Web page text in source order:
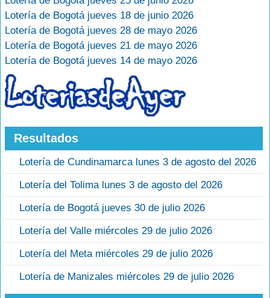
Lotería de Bogotá jueves 18 de junio 2026
Lotería de Bogotá jueves 28 de mayo 2026
Lotería de Bogotá jueves 21 de mayo 2026
Lotería de Bogotá jueves 14 de mayo 2026
Resultados
Lotería de Cundinamarca lunes 3 de agosto del 2026
Lotería del Tolima lunes 3 de agosto del 2026
Lotería de Bogotá jueves 30 de julio 2026
Lotería del Valle miércoles 29 de julio 2026
Lotería del Meta miércoles 29 de julio 2026
Lotería de Manizales miércoles 29 de julio 2026